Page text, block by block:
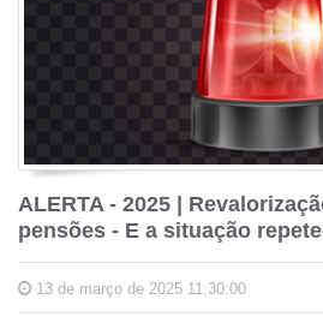
ALERTA - 2025 |
pensões - E a situação
13 de março de 2025 11:30:00